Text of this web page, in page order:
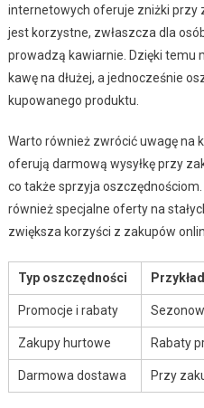
internetowych oferuje zniżki przy
jest korzystne, zwłaszcza dla
prowadzą kawiarnie. Dzięki temu
kawę na dłużej, a jednocześnie
kupowanego produktu.
Warto również zwrócić uwagę na
oferują darmową wysyłkę przy
co także sprzyja
również specjalne oferty na
zwiększa korzyści z zakupów
Typ oszczędności
Promocje i rabaty
Zakupy hurtowe Rabaty
Darmowa dostawa Przy